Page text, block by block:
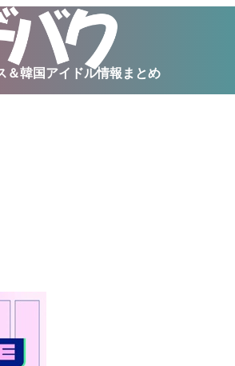
＆韓国アイドル情報まとめ